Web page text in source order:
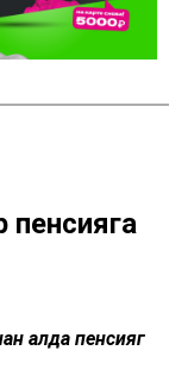
пенсияга
алда пенсиягә